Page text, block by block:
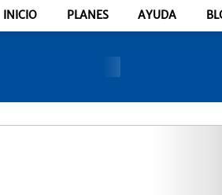
INICIO PLANES AYUDA